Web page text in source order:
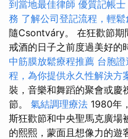
到當地最佳律師 優質記帳
務 了解公司登記流程，輕
隨Csontváry。 在狂歡節期
戒酒的日子之前度過美好的
中筋膜放鬆療程推薦 台胞證
程，為你提供永久性解決方
裝，音樂和舞蹈的聚會或慶
節。 氣結調理療法 1980年
斯狂歡節和中央聖馬克廣場
的熙熙，蒙面且想像力的遊